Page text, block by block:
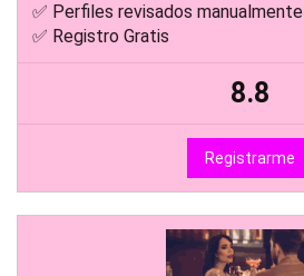
✅ Perfiles revisados manualmente
✅ Registro Gratis
8.8
Registrarme